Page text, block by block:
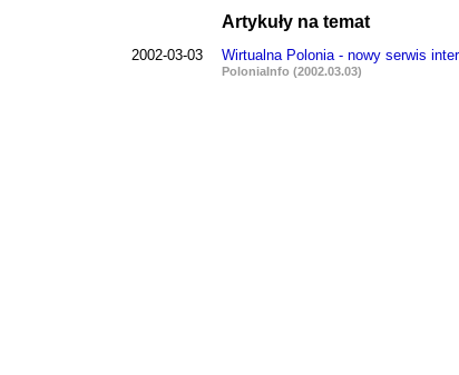
Artykuły na temat
2002-03-03 Wirtualna Polonia - nowy serwis
PoloniaInfo (2002.03.03)